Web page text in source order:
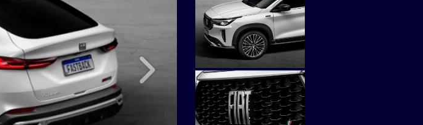
Próximo